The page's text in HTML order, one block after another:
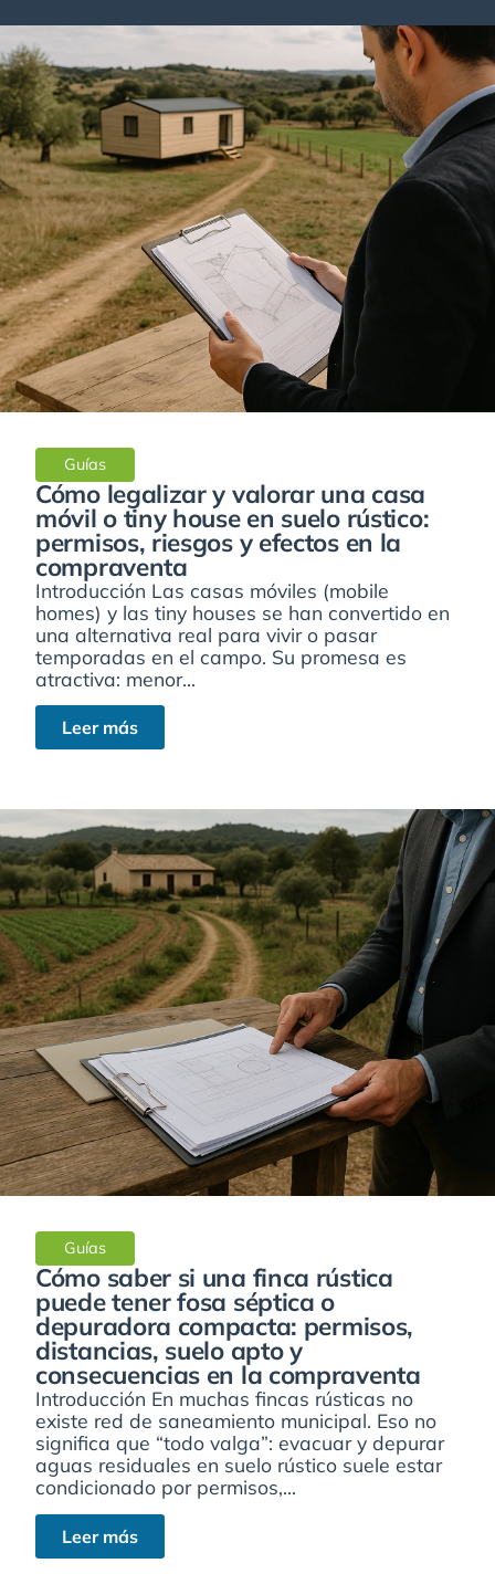
Guías
Cómo legalizar y valorar una casa
móvil o tiny house en suelo rústico:
permisos, riesgos y efectos en la
compraventa
Introducción Las casas móviles (mobile
homes) y las tiny houses se han convertido en
una alternativa real para vivir o pasar
temporadas en el campo. Su promesa es
atractiva: menor...
Leer más
Guías
Cómo saber si una finca rústica
puede tener fosa séptica o
depuradora compacta: permisos,
distancias, suelo apto y
consecuencias en la compraventa
Introducción En muchas fincas rústicas no
existe red de saneamiento municipal. Eso no
significa que “todo valga”: evacuar y depurar
aguas residuales en suelo rústico suele estar
condicionado por permisos,...
Leer más